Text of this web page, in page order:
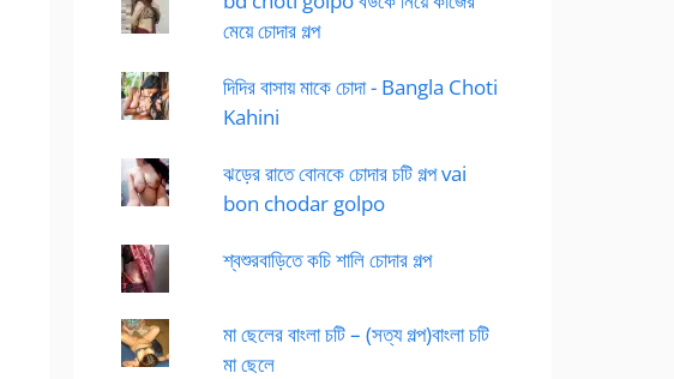
মেয়ে চোদার গল্প
দিদির বাসায় মাকে চোদা - Bangla Choti
Kahini
ঝড়ের রাতে বোনকে চোদার চটি গল্প vai
bon chodar golpo
শ্বশুরবাড়িতে কচি শালি চোদার গল্প
মা ছেলের বাংলা চটি – (সত্য গল্প)বাংলা চটি
মা ছেলে